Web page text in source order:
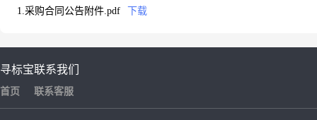
1.采购合同公告附件.pdf
下载
寻标宝
首页
联系我们
联系客服